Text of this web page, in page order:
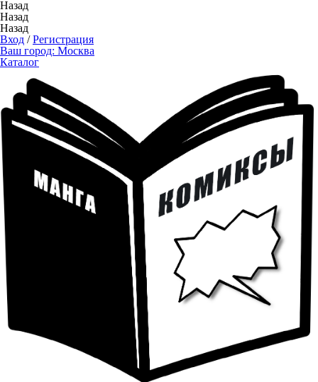
Назад
Назад
Назад
Вход /Регистрация
Ваш город: Москва
Каталог